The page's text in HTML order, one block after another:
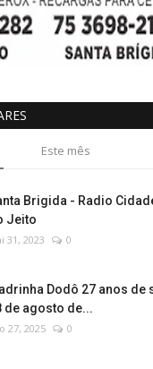
Este mês
Brigida - Radio
Jeito
31, 2023 0
Dodô 27 anos de
de agosto de...
27, 2025 0